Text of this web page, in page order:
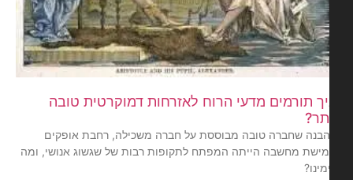
תורמים מדעי הרוח לאזרחות דמוקרטית טובה
שחברה טובה מבוססת על חברה משכילה, רחבת אופקים
מחשבה הייתה המפתח לתקופות רבות של שגשוג אנושי, ומה